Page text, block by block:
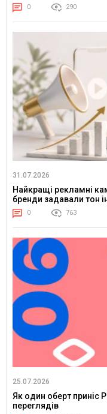
0 290
31.07.2026
Найкращі рекламні
бренди задавали тон
0 763
25.07.2026
Як один оберт приніс
переглядів